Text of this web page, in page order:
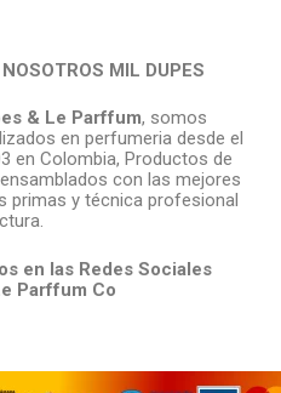
MIL DUPES
& Le Parffum, somos
en perfumeria desde el
en Colombia, Productos de
con las mejores
primas y técnica profesional
en las Redes Sociales
Parffum Co